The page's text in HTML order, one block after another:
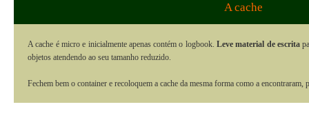
A cache
A cache é micro e inicialmente apenas contém o logbook.Leve material de escrita
objetos atendendo ao seu tamanho reduzido.
Fechem bem o container e recoloquem a cache da mesma forma como a